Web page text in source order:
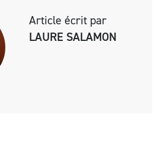
Article écrit par
LAURE SALAMON